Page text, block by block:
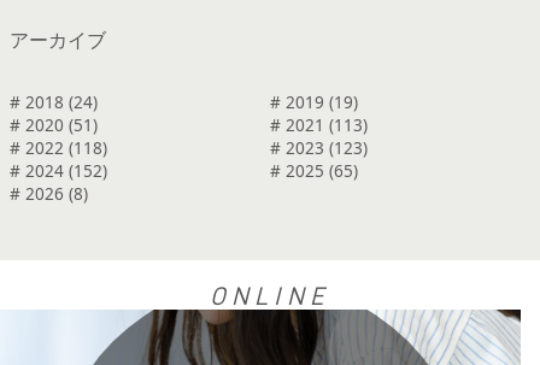
アーカイブ
# 2018 (24)
# 2019 (19)
# 2020 (51)
# 2021 (113)
# 2022 (118)
# 2023 (123)
# 2024 (152)
# 2025 (65)
# 2026 (8)
ONLINE